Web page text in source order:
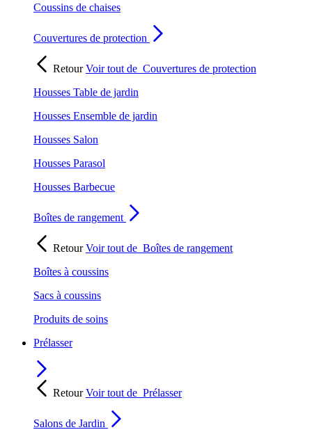
Coussins de chaises
Couvertures de protection
RetourVoir tout de Couvertures de protection
Housses Table de jardin
Housses Ensemble de jardin
Housses Salon
Housses Parasol
Housses Barbecue
Boîtes de rangement
RetourVoir tout de Boîtes de rangement
Boîtes à coussins
Sacs à coussins
Produits de soins
Prélasser
RetourVoir tout de Prélasser
Salons de Jardin